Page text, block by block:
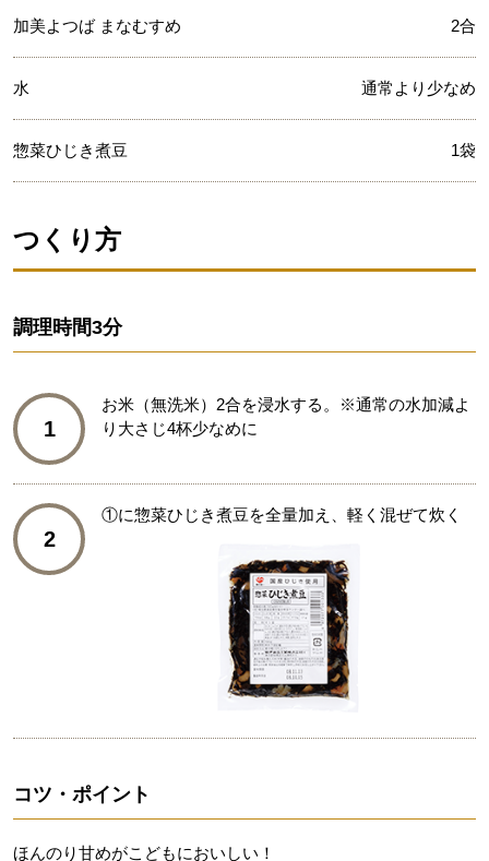
加美よつば まなむすめ 2合
水 通常より少なめ
惣菜ひじき煮豆 1袋
つくり方
調理時間3分
1
お米（無洗米）2合を浸水する。※通常の水加減よ
り大さじ4杯少なめに
2
①に惣菜ひじき煮豆を全量加え、軽く混ぜて炊く
コツ・ポイント
ほんのり甘めがこどもにおいしい！